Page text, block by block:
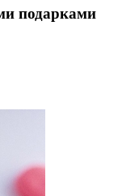
подарками